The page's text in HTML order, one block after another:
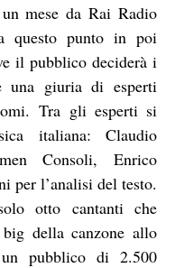
mese da Rai Radio
questo punto in poi
il pubblico deciderà i
una giuria di esperti
Tra gli esperti si
italiana: Claudio
Consoli, Enrico
per l’analisi del testo.
otto cantanti che
della canzone allo
pubblico di 2.500